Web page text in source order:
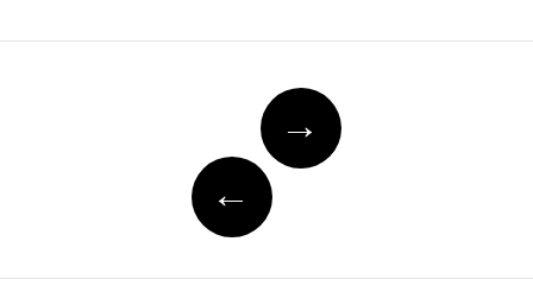
Navegação de posts
→
←